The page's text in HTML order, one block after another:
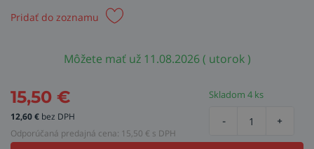
Pridať do zoznamu
Môžete mať už 11.08.2026 ( utorok )
15,50 €
12,60€ bez DPH
Odporúčaná predajná cena: 15,50 € s DPH
Skladom 4 ks
- +